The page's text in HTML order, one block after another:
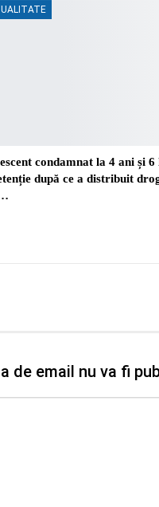
condamnat la 4 ani și 6
după ce a distribuit
de email nu va fi